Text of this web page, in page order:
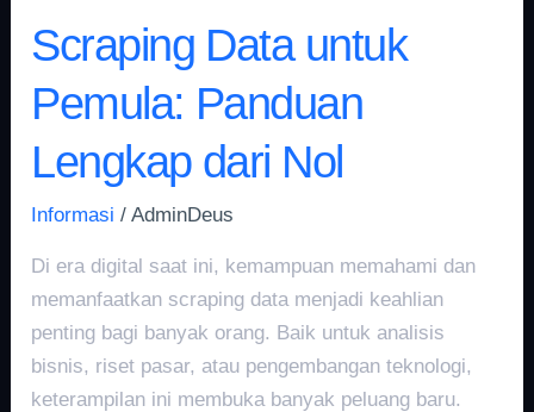
Scraping Data untuk
Pemula: Panduan
Lengkap dari Nol
Informasi /AdminDeus
Di era digital saat ini, kemampuan memahami dan
memanfaatkan scraping data menjadi keahlian
penting bagi banyak orang. Baik untuk analisis
bisnis, riset pasar, atau pengembangan teknologi,
keterampilan ini membuka banyak peluang baru.